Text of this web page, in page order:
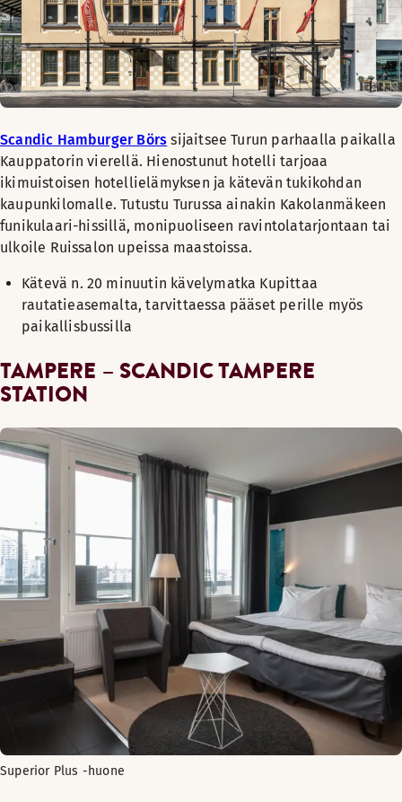
Scandic Hamburger Börs sijaitsee Turun parhaalla paikalla
Kauppatorin vierellä. Hienostunut hotelli tarjoaa
ikimuistoisen hotellielämyksen ja kätevän tukikohdan
kaupunkilomalle. Tutustu Turussa ainakin Kakolanmäkeen
funikulaari-hissillä, monipuoliseen ravintolatarjontaan tai
ulkoile Ruissalon upeissa maastoissa.
Kätevä n. 20 minuutin kävelymatka Kupittaa
rautatieasemalta, tarvittaessa pääset perille myös
paikallisbussilla
TAMPERE – SCANDIC TAMPERE
STATION
Superior Plus -huone